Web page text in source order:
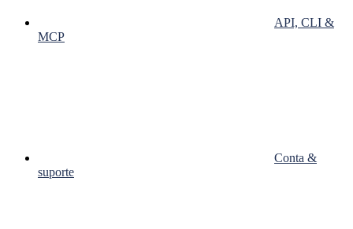
API, CLI &
MCP
Conta &
suporte